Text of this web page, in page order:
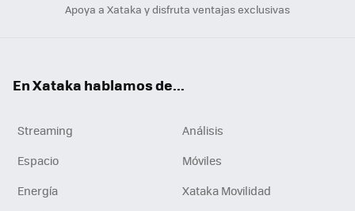
Apoya a Xataka y disfruta ventajas exclusivas
En Xataka hablamos de...
Streaming
Análisis
Espacio
Móviles
Energía
Xataka Movilidad